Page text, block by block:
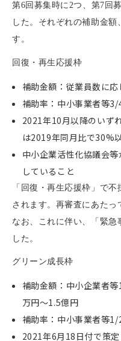
第6回募集時に2つ、第7回
した。それぞれの補助金
す。
回復・再生応援枠
補助金額：従業員数に
補助率：中小事業者等
2021年10月以降のいず
は2019年同月比で30%
中小企業活性化協議会
していること
「回復・再生応援枠」で
されます。再審査にあたっ
なお、これに伴い、「緊急
した。
グリーン成長枠
補助金額：中小企業者
万円〜1.5億円
補助率：中小事業者等
2021年6月18日付で策